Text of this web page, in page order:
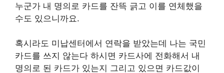
누군가 내 명의로 카드를 잔뜩 긁고 이를 연체했을
수도 있으니까요.
혹시라도 미납센터에서 연락을 받았는데 나는 국민
카드를 쓰지 않는다 하시면 카드사에 전화해서 내
명의로 된 카드가 있는지 그리고 있으면 카드값이